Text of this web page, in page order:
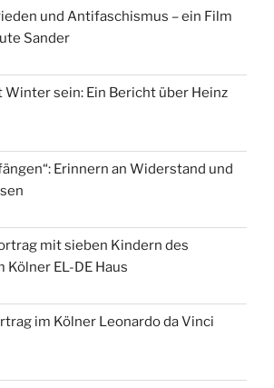
und Antifaschismus – ein Film
Sander
Winter sein: Ein Bericht über Heinz
Erinnern an Widerstand und
mit sieben Kindern des
EL-DE Haus
im Kölner Leonardo da Vinci